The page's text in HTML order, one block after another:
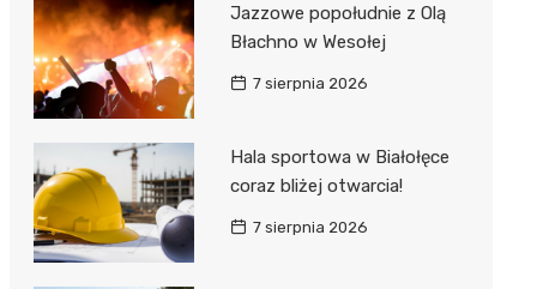
Jazzowe popołudnie z Olą
Błachno w Wesołej
7 sierpnia 2026
Hala sportowa w Białołęce
coraz bliżej otwarcia!
7 sierpnia 2026